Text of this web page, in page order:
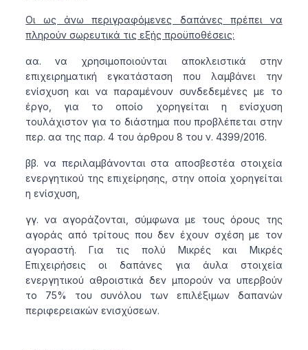
Οι ως άνω περιγραφόμενες δαπάνες πρέπει να
πληρούν σωρευτικά τις εξής προϋποθέσεις:
αα. να χρησιμοποιούνται αποκλειστικά στην
επιχειρηματική εγκατάσταση που λαμβάνει την
ενίσχυση και να παραμένουν συνδεδεμένες με το
έργο, για το οποίο χορηγείται η ενίσχυση
τουλάχιστον για το διάστημα που προβλέπεται στην
περ. αα της παρ. 4 του άρθρου 8 του ν. 4399/2016.
ββ. να περιλαμβάνονται στα αποσβεστέα στοιχεία
ενεργητικού της επιχείρησης, στην οποία χορηγείται
η ενίσχυση,
γγ. να αγοράζονται, σύμφωνα με τους όρους της
αγοράς από τρίτους που δεν έχουν σχέση με τον
αγοραστή. Για τις πολύ Μικρές και Μικρές
Επιχειρήσεις οι δαπάνες για άυλα στοιχεία
ενεργητικού αθροιστικά δεν μπορούν να υπερβούν
το 75% του συνόλου των επιλέξιμων δαπανών
περιφερειακών ενισχύσεων.